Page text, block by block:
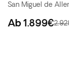
San Miguel de
Ab 1.899€